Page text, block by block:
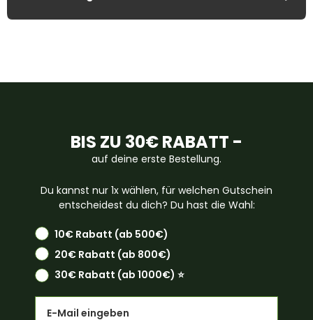
BIS ZU 30€ RABATT -
auf deine erste Bestellung.
Du kannst nur 1x wählen, für welchen Gutschein
entscheidest du dich? Du hast die Wahl:
10€ Rabatt (ab 500€)
20€ Rabatt (ab 800€)
30€ Rabatt (ab 1000€) ⭐️